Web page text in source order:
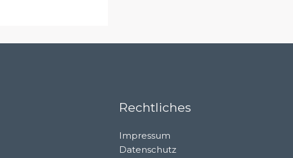
Rechtliches
Impressum
Datenschutz